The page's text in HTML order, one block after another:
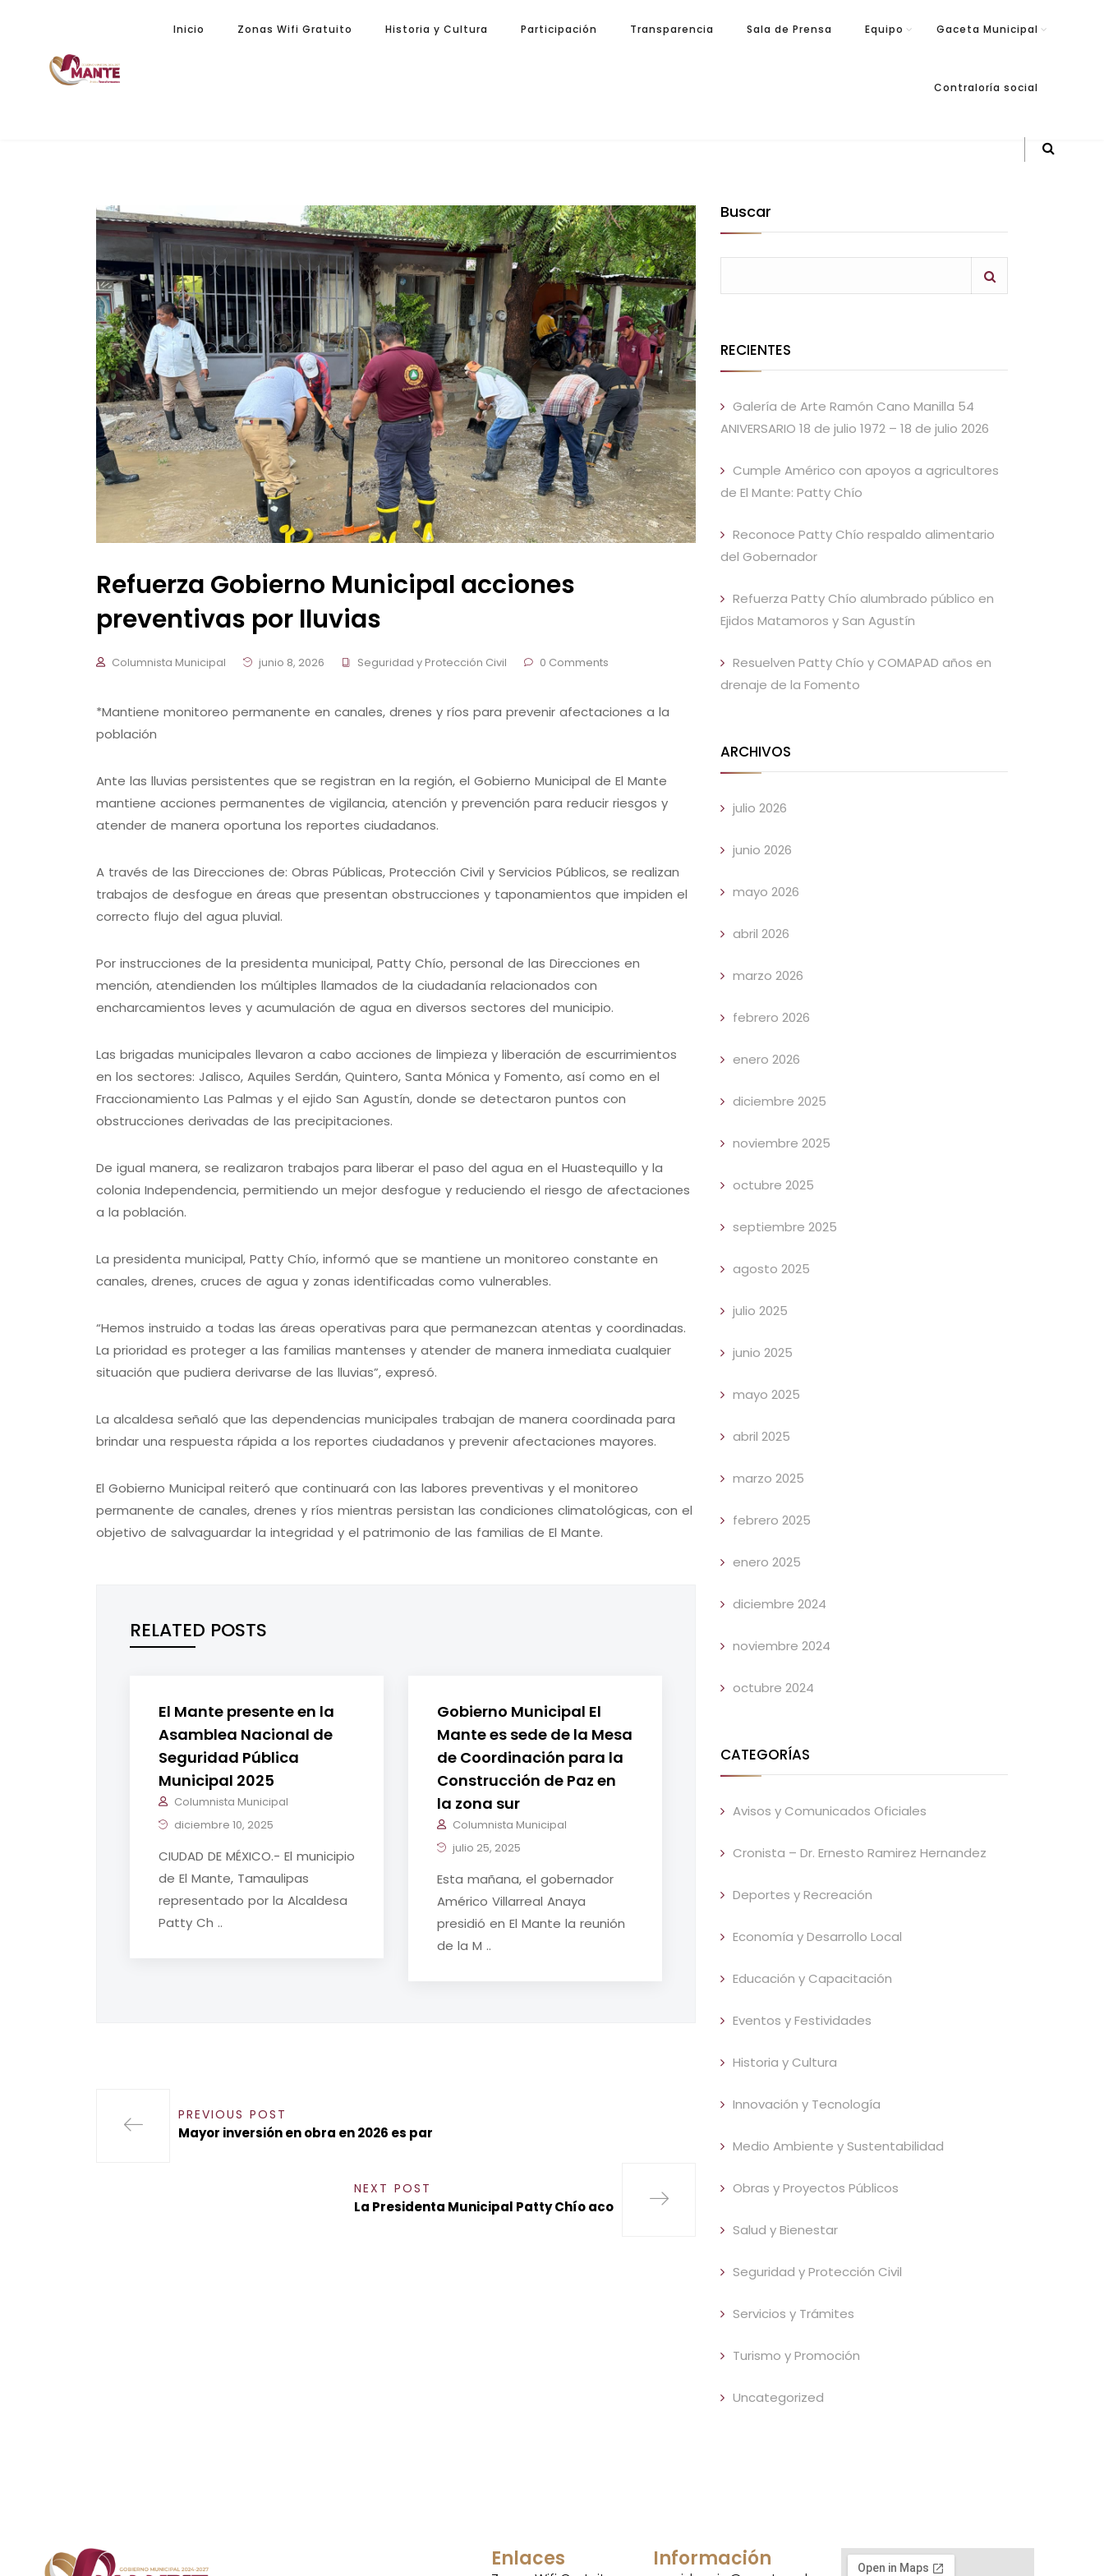
Inicio Zonas Wifi Gratuito Historia y Cultura Participación Transparencia Sala de Prensa Equipo Gaceta Municipal
Contraloría social
Refuerza Gobierno Municipal acciones
preventivas por lluvias
Columnista Municipal junio 8, 2026 Seguridad y Protección Civil 0 Comments
*Mantiene monitoreo permanente en canales, drenes y ríos para prevenir afectaciones a la
población
Ante las lluvias persistentes que se registran en la región, el Gobierno Municipal de El Mante
mantiene acciones permanentes de vigilancia, atención y prevención para reducir riesgos y
atender de manera oportuna los reportes ciudadanos.
A través de las Direcciones de: Obras Públicas, Protección Civil y Servicios Públicos, se realizan
trabajos de desfogue en áreas que presentan obstrucciones y taponamientos que impiden el
correcto flujo del agua pluvial.
Por instrucciones de la presidenta municipal, Patty Chío, personal de las Direcciones en
mención, atendienden los múltiples llamados de la ciudadanía relacionados con
encharcamientos leves y acumulación de agua en diversos sectores del municipio.
Las brigadas municipales llevaron a cabo acciones de limpieza y liberación de escurrimientos
en los sectores: Jalisco, Aquiles Serdán, Quintero, Santa Mónica y Fomento, así como en el
Fraccionamiento Las Palmas y el ejido San Agustín, donde se detectaron puntos con
obstrucciones derivadas de las precipitaciones.
De igual manera, se realizaron trabajos para liberar el paso del agua en el Huastequillo y la
colonia Independencia, permitiendo un mejor desfogue y reduciendo el riesgo de afectaciones
a la población.
La presidenta municipal, Patty Chío, informó que se mantiene un monitoreo constante en
canales, drenes, cruces de agua y zonas identificadas como vulnerables.
“Hemos instruido a todas las áreas operativas para que permanezcan atentas y coordinadas.
La prioridad es proteger a las familias mantenses y atender de manera inmediata cualquier
situación que pudiera derivarse de las lluvias”, expresó.
La alcaldesa señaló que las dependencias municipales trabajan de manera coordinada para
brindar una respuesta rápida a los reportes ciudadanos y prevenir afectaciones mayores.
El Gobierno Municipal reiteró que continuará con las labores preventivas y el monitoreo
permanente de canales, drenes y ríos mientras persistan las condiciones climatológicas, con el
objetivo de salvaguardar la integridad y el patrimonio de las familias de El Mante.
RELATED POSTS
El Mante presente en la
Asamblea Nacional de
Seguridad Pública
Municipal 2025
Columnista Municipal
diciembre 10, 2025
CIUDAD DE MÉXICO.- El municipio
de El Mante, Tamaulipas
representado por la Alcaldesa
Patty Ch ..
Gobierno Municipal El
Mante es sede de la Mesa
de Coordinación para la
Construcción de Paz en
la zona sur
Columnista Municipal
julio 25, 2025
Esta mañana, el gobernador
Américo Villarreal Anaya
presidió en El Mante la reunión
de la M ..
PREVIOUS POST
Mayor inversión en obra en 2026 es par
NEXT POST
La Presidenta Municipal Patty Chío aco
Buscar
RECIENTES
Galería de Arte Ramón Cano Manilla 54
ANIVERSARIO 18 de julio 1972 – 18 de julio 2026
Cumple Américo con apoyos a agricultores
de El Mante: Patty Chío
Reconoce Patty Chío respaldo alimentario
del Gobernador
Refuerza Patty Chío alumbrado público en
Ejidos Matamoros y San Agustín
Resuelven Patty Chío y COMAPAD años en
drenaje de la Fomento
ARCHIVOS
julio 2026
junio 2026
mayo 2026
abril 2026
marzo 2026
febrero 2026
enero 2026
diciembre 2025
noviembre 2025
octubre 2025
septiembre 2025
agosto 2025
julio 2025
junio 2025
mayo 2025
abril 2025
marzo 2025
febrero 2025
enero 2025
diciembre 2024
noviembre 2024
octubre 2024
CATEGORÍAS
Avisos y Comunicados Oficiales
Cronista – Dr. Ernesto Ramirez Hernandez
Deportes y Recreación
Economía y Desarrollo Local
Educación y Capacitación
Eventos y Festividades
Historia y Cultura
Innovación y Tecnología
Medio Ambiente y Sustentabilidad
Obras y Proyectos Públicos
Salud y Bienestar
Seguridad y Protección Civil
Servicios y Trámites
Turismo y Promoción
Uncategorized
Enlaces Información